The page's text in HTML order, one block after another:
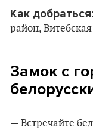
Как добраться:
район,
Замок с
— Встречайте